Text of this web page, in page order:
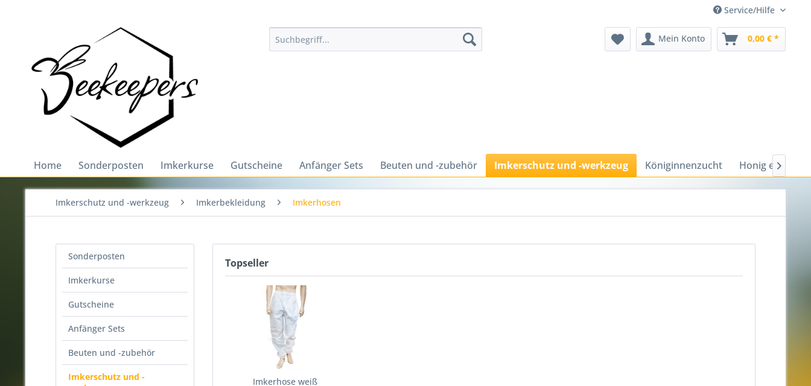
Service/Hilfe
Mein Konto 0,00 € *
Home Sonderposten Imkerkurse Gutscheine Anfänger Sets Beuten und -zubehör Imkerschutz und -werkzeug Königinnenzucht Honig ernten

Imkerschutz und -werkzeug Imkerbekleidung Imkerhosen
Sonderposten
Imkerkurse
Gutscheine
Anfänger Sets
Beuten und -zubehör
Imkerschutz und -
Topseller
Imkerhose weiß